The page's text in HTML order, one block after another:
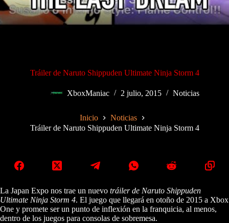
Tráiler de Naruto Shippuden Ultimate Ninja Storm 4
XboxManiac 2 julio, 2015 Noticias
Inicio
Noticias
Tráiler de Naruto Shippuden Ultimate Ninja Storm 4
La Japan Expo nos trae un nuevo tráiler de Naruto Shippuden
Ultimate Ninja Storm 4. El juego que llegará en otoño de 2015 a Xbox
One y promete ser un punto de inflexión en la franquicia, al menos,
dentro de los juegos para consolas de sobremesa.